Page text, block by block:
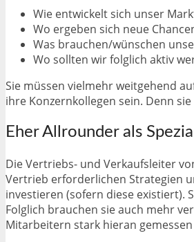
Wie entwickelt sich unser
Wo ergeben sich neue
Was brauchen/wünschen
Wo sollten wir folglich aktiv
Sie müssen vielmehr weitgehend
ihre Konzernkollegen sein. Denn
Eher Allrounder als
Die Vertriebs- und Verkaufsleiter
Vertrieb erforderlichen Strategien
investieren (sofern diese existiert).
Folglich brauchen sie auch mehr
Mitarbeitern stark hieran